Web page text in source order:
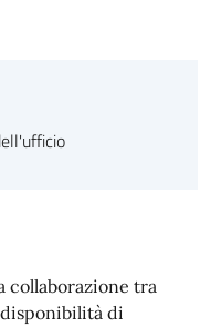
collaborazione tra
disponibilità di